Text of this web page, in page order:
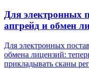
Для электронных
апгрейд и обмен
Для электронных
обмена лицензий:
прикладывать сканы